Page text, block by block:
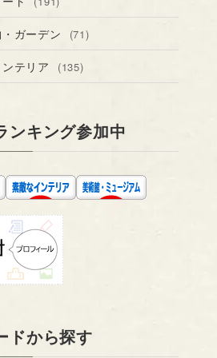
ガーデン (71)
テリア (135)
ンキング参加中
ドから探す